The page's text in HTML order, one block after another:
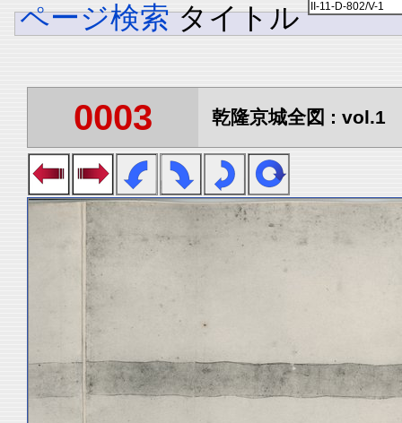
ページ検索 タイトル
0003 乾隆京城全図 : vol.1